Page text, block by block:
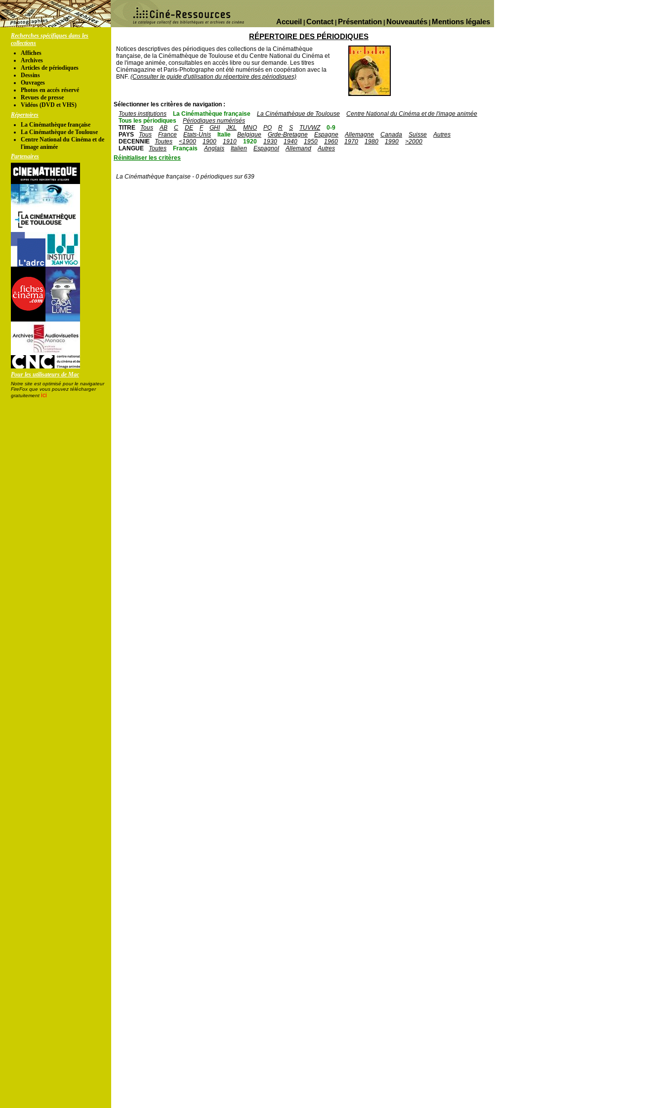
Mentions légales
Nouveautés
Présentation
Contact
Accueil
Recherches spécifiques dans les
collections
Affiches
Archives
Articles de périodiques
Dessins
Ouvrages
Photos en accés réservé
Revues de presse
Vidéos (DVD et VHS)
Répertoires
La Cinémathèque française
La Cinémathèque de Toulouse
Centre National du Cinéma et de
l'image animée
Partenaires
Pour les utilisateurs de Mac
Notre site est optimisé pour le navigateur
FireFox que vous pouvez télécharger
gratuitement ici
RÉPERTOIRE DES PÉRIODIQUES
Notices descriptives des périodiques des collections de la Cinémathèque
française, de la Cinémathèque de Toulouse et du Centre National du Cinéma et
de l'image animée, consultables en accès libre ou sur demande. Les titres
Cinémagazine et Paris-Photographe ont été numérisés en coopération avec la
BNF. (Consulter le guide d'utilisation du répertoire des périodiques)
Sélectionner les critères de navigation :
Toutes institutions
La Cinémathèque française La Cinémathèque de Toulouse
Centre National du Cinéma et de l'image animée
Tous les périodiques
Périodiques numérisés
TITRE
Tous AB C DE F GHI JKL MNO PQ R S TUVWZ
0-9
PAYS
Tous France Etats-Unis Italie Belgique Grde-Bretagne Espagne Allemagne Canada Suisse
Autres
DECENNIE
Toutes <1900 1900 1910 1920 1930 1940 1950 1960 1970 1980 1990
>2000
LANGUE
Toutes Français Anglais Italien Espagnol Allemand
Autres
Réinitialiser les critères
La Cinémathèque française - 0 périodiques sur 639